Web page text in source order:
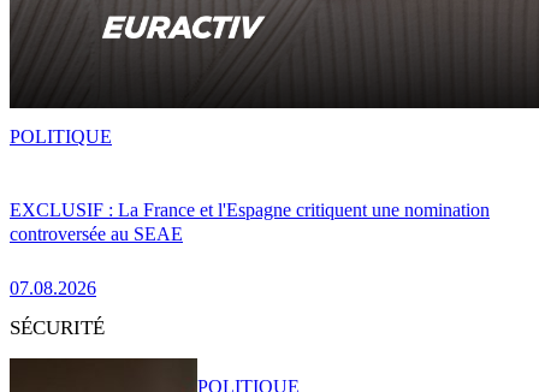
EXCLUSIF : La France et l'Espagne critiquent une nomination
controversée au SEAE
07.08.2026
POLITIQUE
SÉCURITÉ
POLITIQUE